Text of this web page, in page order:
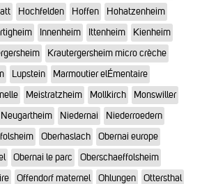
Hochfelden Hoffen
Hohatzenheim
Innenheim Ittenheim
Kienheim
Krautergersheim micro crèche
Lupstein
Marmoutier elÉmentaire
Meistratzheim Mollkirch
Monswiller
Neugartheim Niedernai
Niederroedern
Oberhaslach
Obernai europe
Obernai le parc
Oberschaeffolsheim
Offendorf maternel Ohlungen Ottersthal